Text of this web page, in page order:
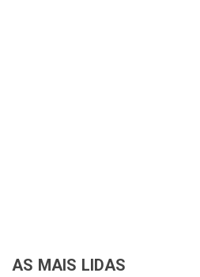
AS MAIS LIDAS